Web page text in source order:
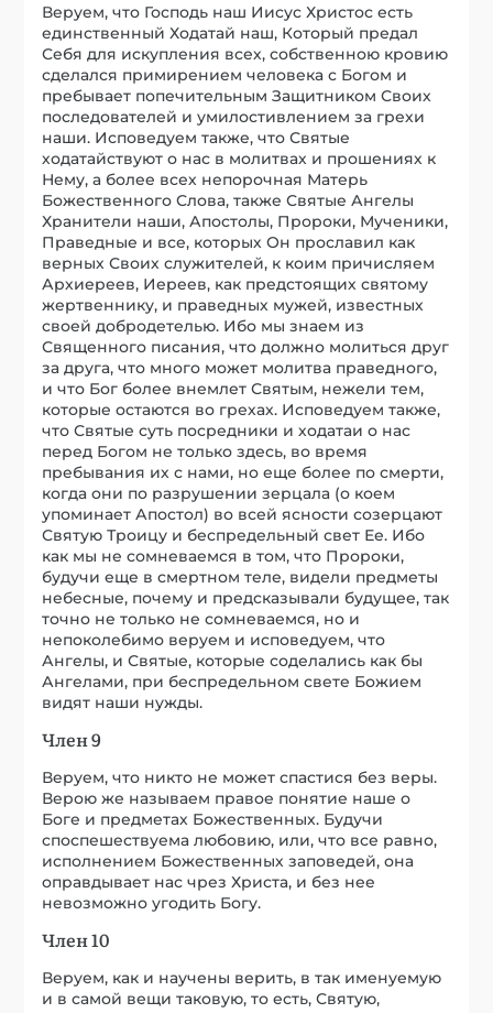
Веруем, что Господь наш Иисус Христос есть
единственный Ходатай наш, Который предал
Себя для искупления всех, собственною кровию
сделался примирением человека с Богом и
пребывает попечительным Защитником Своих
последователей и умилостивлением за грехи
наши. Исповедуем также, что Святые
ходатайствуют о нас в молитвах и прошениях к
Нему, а более всех непорочная Матерь
Божественного Слова, также Святые Ангелы
Хранители наши, Апостолы, Пророки, Мученики,
Праведные и все, которых Он прославил как
верных Своих служителей, к коим причисляем
Архиереев, Иереев, как предстоящих святому
жертвеннику, и праведных мужей, известных
своей добродетелью. Ибо мы знаем из
Священного писания, что должно молиться друг
за друга, что много может молитва праведного,
и что Бог более внемлет Святым, нежели тем,
которые остаются во грехах. Исповедуем также,
что Святые суть посредники и ходатаи о нас
перед Богом не только здесь, во время
пребывания их с нами, но еще более по смерти,
когда они по разрушении зерцала (о коем
упоминает Апостол) во всей ясности созерцают
Святую Троицу и беспредельный свет Ее. Ибо
как мы не сомневаемся в том, что Пророки,
будучи еще в смертном теле, видели предметы
небесные, почему и предсказывали будущее, так
точно не только не сомневаемся, но и
непоколебимо веруем и исповедуем, что
Ангелы, и Святые, которые соделались как бы
Ангелами, при беспредельном свете Божием
видят наши нужды.
Член 9
Веруем, что никто не может спастися без веры.
Верою же называем правое понятие наше о
Боге и предметах Божественных. Будучи
споспешествуема любовию, или, что все равно,
исполнением Божественных заповедей, она
оправдывает нас чрез Христа, и без нее
невозможно угодить Богу.
Член 10
Веруем, как и научены верить, в так именуемую
и в самой вещи таковую, то есть, Святую,